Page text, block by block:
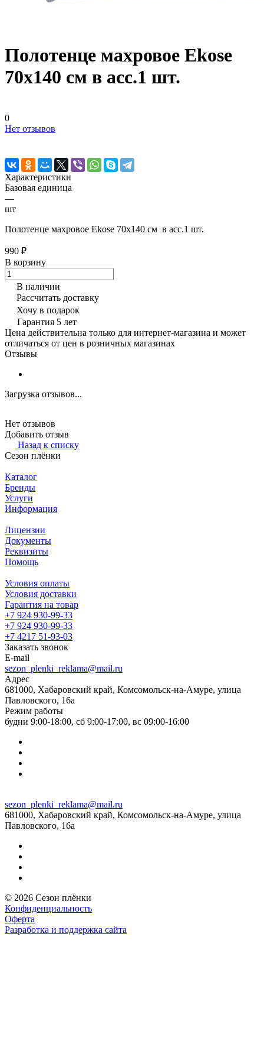
Полотенце махровое Ekosе
70х140 см в асс.1 шт.
0
Нет отзывов
Характеристики
Базовая единица
—
шт
Полотенце махровое Ekosе 70х140 см в асс.1 шт.
990 ₽
В корзину
В наличии
Рассчитать доставку
Хочу в подарок
Гарантия 5 лет
Цена действительна только для интернет-магазина и может
отличаться от цен в розничных магазинах
Отзывы
Загрузка отзывов...
Нет отзывов
Добавить отзыв
Назад к списку
Сезон плёнки
Каталог
Бренды
Услуги
Информация
Лицензии
Документы
Реквизиты
Помощь
Условия оплаты
Условия доставки
Гарантия на товар
+7 924 930-99-33
+7 924 930-99-33
+7 4217 51-93-03
Заказать звонок
E-mail
sezon_plenki_reklama@mail.ru
Адрес
681000, Хабаровский край, Комсомольск-на-Амуре, улица
Павловского, 16а
Режим работы
будни 9:00-18:00, сб 9:00-17:00, вс 09:00-16:00
sezon_plenki_reklama@mail.ru
681000, Хабаровский край, Комсомольск-на-Амуре, улица
Павловского, 16а
© 2026 Сезон плёнки
Конфиденциальность
Оферта
Разработка и поддержка сайта